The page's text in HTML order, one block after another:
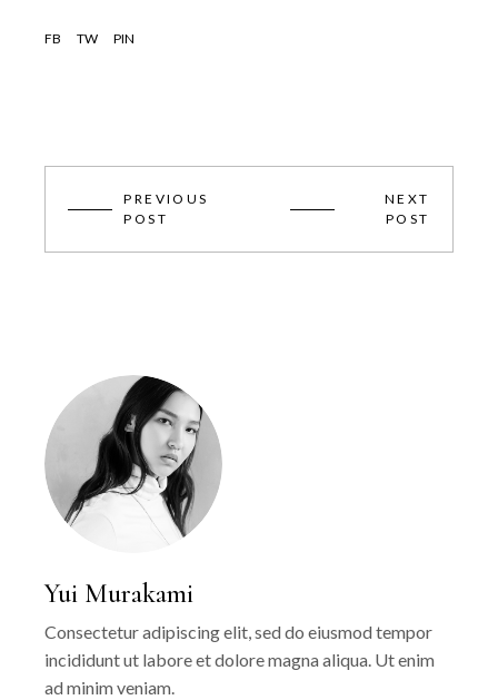
FB TW PIN
PREVIOUS
POST
NEXT
POST
Yui Murakami
Consectetur adipiscing elit, sed do eiusmod tempor
incididunt ut labore et dolore magna aliqua. Ut enim
ad minim veniam.